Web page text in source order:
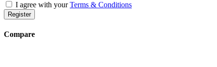
I agree with yourTerms & Conditions
Register
Compare